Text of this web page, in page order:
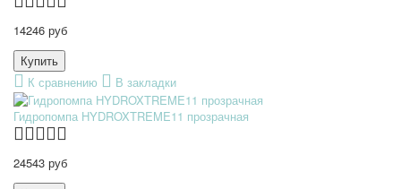
14246 руб
К сравнению
В закладки
Гидропомпа HYDROXTREME11 прозрачная
24543 руб